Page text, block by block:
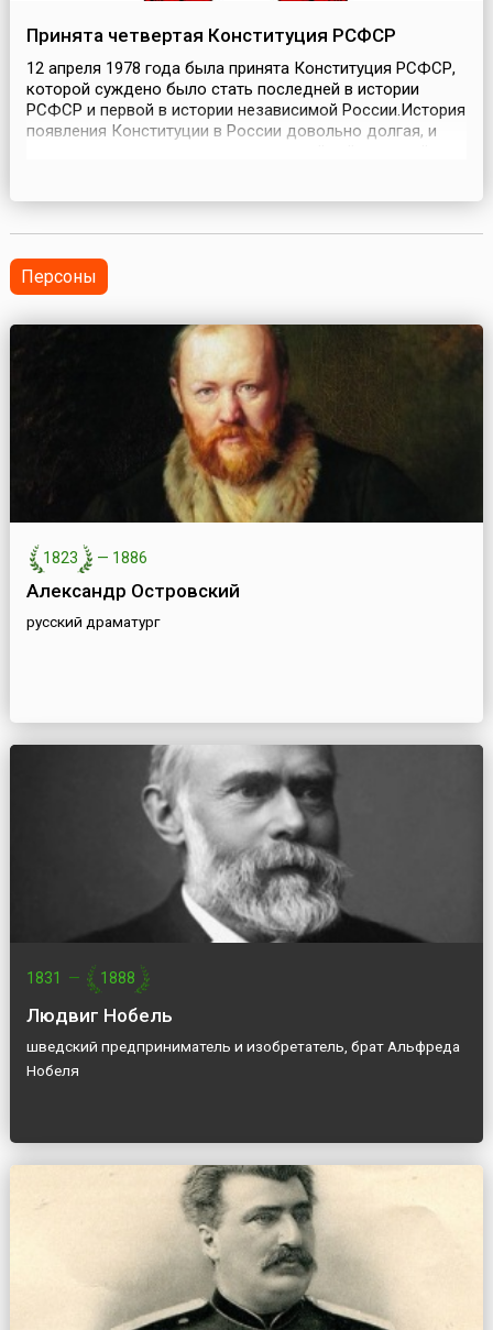
Принята четвертая Конституция РСФСР
12 апреля 1978 года была принята Конституция РСФСР,
которой суждено было стать последней в истории
РСФСР и первой в истории независимой России.История
появления Конституции в России довольно долгая, и
Персоны
1823 — 1886
Александр Островский
русский драматург
1831 — 1888
Людвиг Нобель
шведский предприниматель и изобретатель, брат Альфреда
Нобеля